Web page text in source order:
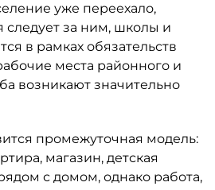
уже переехало,
следует за ним, школы и
в рамках обязательств
места районного и
возникают значительно
промежуточная модель:
магазин, детская
с домом, однако работа,